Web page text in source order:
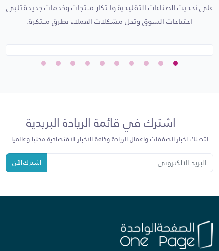
على تحديث الصناعات التقليدية وابتكار منتجات وخدمات جديدة تلبي
احتياجات السوق وتحل مشكلات العملاء بطرق مبتكرة.
اشترك في قائمة الريادة البريدية
لتصلك اخبار الصفقات واعمال الريادة وكافة الاخبار الاقتصادية محليا وعالميا
اشترك الآن